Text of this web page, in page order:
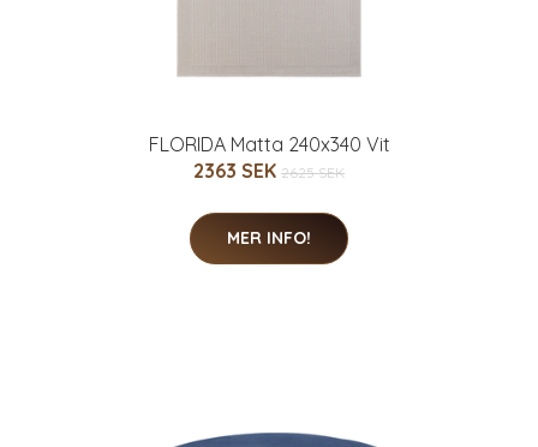
FLORIDA Matta 240x340 Vit
2363 SEK 2625 SEK
MER INFO!